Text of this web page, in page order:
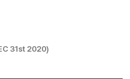
31st 2020)